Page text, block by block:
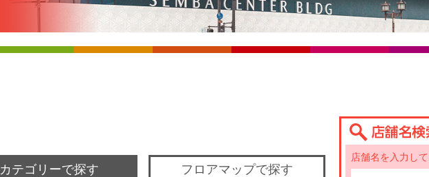
カテゴリーで探す フロアマップで探す
店舗名を入力し